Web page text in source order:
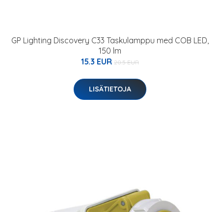
GP Lighting Discovery C33 Taskulamppu med COB LED,
150 lm
15.3 EUR 20.5 EUR
LISÄTIETOJA